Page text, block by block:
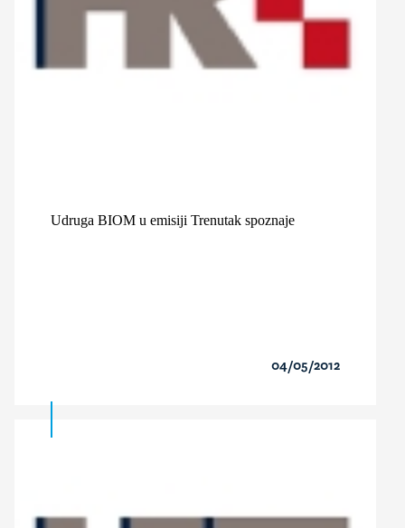
Udruga BIOM u emisiji Trenutak spoznaje
04/05/2012